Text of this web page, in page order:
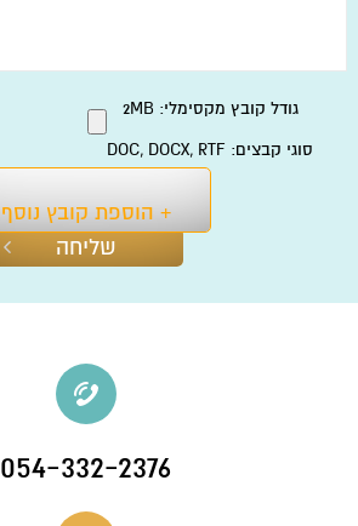
גודל קובץ מקסימלי: 2MB
סוגי קבצים: DOC, DOCX, RTF
+ הוספת קובץ נוסף
054-332-2376